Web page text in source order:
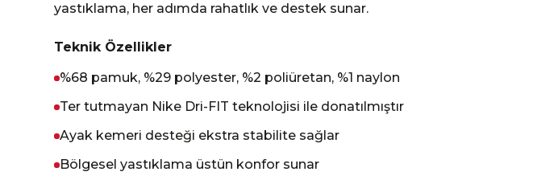
yastıklama, her adımda rahatlık ve destek sunar.
Teknik Özellikler
%68 pamuk, %29 polyester, %2 poliüretan, %1 naylon
Ter tutmayan Nike Dri-FIT teknolojisi ile donatılmıştır
Ayak kemeri desteği ekstra stabilite sağlar
Bölgesel yastıklama üstün konfor sunar